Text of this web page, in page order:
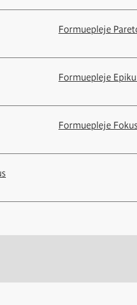
Formuepleje
Formuepleje
Formuepleje Fokus